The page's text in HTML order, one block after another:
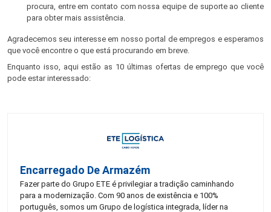
procura, entre em contato com nossa equipe de suporte ao cliente
para obter mais assistência.
Agradecemos seu interesse em nosso portal de empregos e esperamos
que você encontre o que está procurando em breve.
Enquanto isso, aqui estão as 10 últimas ofertas de emprego que você
pode estar interessado:
Encarregado De Armazém
Fazer parte do Grupo ETE é privilegiar a tradição caminhando
para a modernização. Com 90 anos de existência e 100%
português, somos um Grupo de logística integrada, líder na